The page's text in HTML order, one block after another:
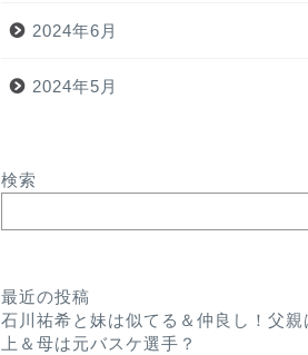
2024年6月
2024年5月
検索
最近の投稿
石川祐希と妹は似てる＆仲良し！父親
上＆母は元バスケ選手？